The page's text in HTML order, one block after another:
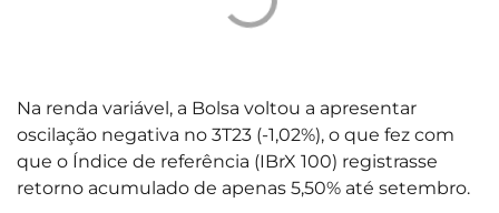
Na renda variável, a Bolsa voltou a apresentar
oscilação negativa no 3T23 (-1,02%), o que fez com
que o Índice de referência (IBrX 100) registrasse
retorno acumulado de apenas 5,50% até setembro.